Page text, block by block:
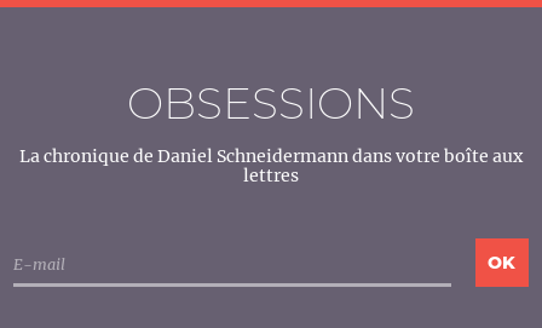
OBSESSIONS
La chronique de Daniel Schneidermann dans votre boîte aux
lettres